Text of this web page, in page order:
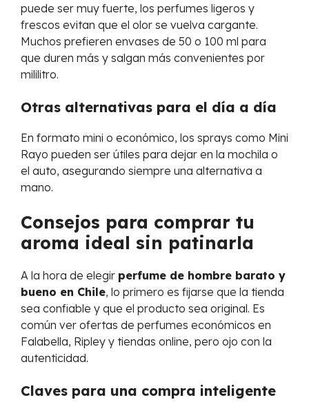
puede ser muy fuerte, los perfumes ligeros y
frescos evitan que el olor se vuelva cargante.
Muchos prefieren envases de 50 o 100 ml para
que duren más y salgan más convenientes por
mililitro.
Otras alternativas para el día a día
En formato mini o económico, los sprays como Mini
Rayo pueden ser útiles para dejar en la mochila o
el auto, asegurando siempre una alternativa a
mano.
Consejos para comprar tu
aroma ideal sin patinarla
A la hora de elegir perfume de hombre barato y
bueno en Chile, lo primero es fijarse que la tienda
sea confiable y que el producto sea original. Es
común ver ofertas de perfumes económicos en
Falabella, Ripley y tiendas online, pero ojo con la
autenticidad.
Claves para una compra inteligente